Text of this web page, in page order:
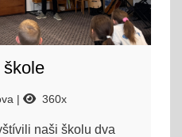
škole
360x
naši školu dva